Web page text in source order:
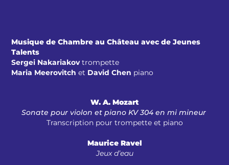
Musique de Chambre au Château avec deJeunes
Talents
Sergei Nakariakovtrompette
Maria Meerovitch et David Chen piano
W. A. Mozart
Sonate pour violon et piano KV 304 en mi mineur
Transcription pour trompette et piano
Maurice Ravel
Jeux d’eau